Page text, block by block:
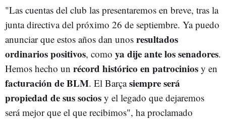
"Las cuentas del club las presentaremos en breve, tras la
junta directiva del próximo 26 de septiembre. Ya puedo
anunciar que estos años dan unos resultados
ordinarios positivos, como ya dije ante los senadores.
Hemos hecho un récord histórico en patrocinios y en
facturación de BLM. El Barçasiempre será
propiedad de sus socios y el legado que dejaremos
será mejor que el que recibimos", ha proclamado